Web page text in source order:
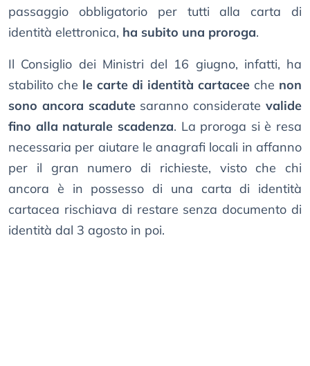
passaggio obbligatorio per tutti alla carta di
identità elettronica, ha subito una proroga.
Il Consiglio dei Ministri del 16 giugno, infatti, ha
stabilito che le carte di identità cartacee che non
sono ancora scadutesaranno consideratevalide
fino alla naturale scadenza. La proroga si è resa
necessaria per aiutare le anagrafi locali in affanno
per il gran numero di richieste, visto che chi
ancora è in possesso di una carta di identità
cartacea rischiava di restare senza documento di
identità dal 3 agosto in poi.